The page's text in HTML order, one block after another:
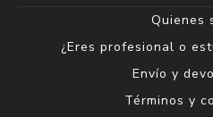
Quienes
¿Eres profesional o
Envío y
Términos y